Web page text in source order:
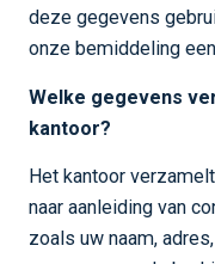
deze gegevens
onze bemiddeling
Welke gegevens
kantoor?
Het kantoor
naar aanleiding van
zoals uw naam,